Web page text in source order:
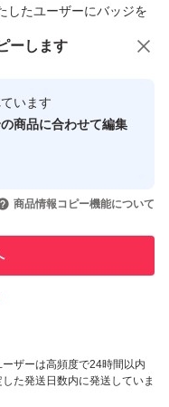
したユーザーにバッジを
なユーザーです
了させた実績があります
実績があります
ーザーは高頻度で24時間以内
した発送日数内に発送していま
ーします
います
商品に合わせて編集
商品情報コピー機能について